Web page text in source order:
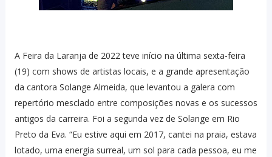
A Feira da Laranja de 2022 teve início na última sexta-feira
(19) com shows de artistas locais, e a grande apresentação
da cantora Solange Almeida, que levantou a galera com
repertório mesclado entre composições novas e os sucessos
antigos da carreira. Foi a segunda vez de Solange em Rio
Preto da Eva. “Eu estive aqui em 2017, cantei na praia, estava
lotado, uma energia surreal, um sol para cada pessoa, eu me